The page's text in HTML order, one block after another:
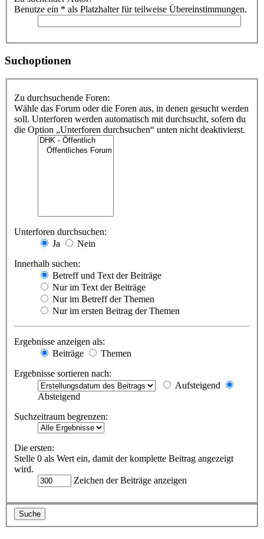
Benutze ein * als Platzhalter für teilweise Übereinstimmungen.
Suchoptionen
Zu durchsuchende Foren:
Wähle das Forum oder die Foren aus, in denen gesucht werden
soll. Unterforen werden automatisch mit durchsucht, sofern du
die Option „Unterforen durchsuchen“ unten nicht deaktivierst.
Unterforen durchsuchen:
Ja
Nein
Innerhalb suchen:
Betreff und Text der Beiträge
Nur im Text der Beiträge
Nur im Betreff der Themen
Nur im ersten Beitrag der Themen
Ergebnisse anzeigen als:
Beiträge
Themen
Ergebnisse sortieren nach:
Aufsteigend
Absteigend
Suchzeitraum begrenzen:
Die ersten:
Stelle 0 als Wert ein, damit der komplette Beitrag angezeigt
wird.
Zeichen der Beiträge anzeigen